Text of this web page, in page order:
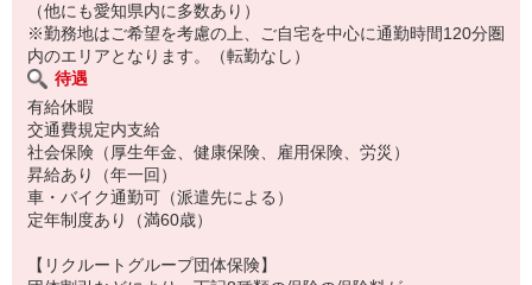
（他にも愛知県内に多数あり）
※勤務地はご希望を考慮の上、ご自宅を中心に通勤時間120分圏
内のエリアとなります。（転勤なし）
待遇
有給休暇
交通費規定内支給
社会保険（厚生年金、健康保険、雇用保険、労災）
昇給あり（年一回）
車・バイク通勤可（派遣先による）
定年制度あり（満60歳）
【リクルートグループ団体保険】